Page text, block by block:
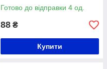
Готово до відправки 4 од.
88 ₴
Купити